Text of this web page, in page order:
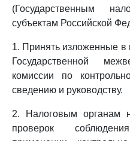
(Государственным
субъектам Российской
1. Принять изложенные
Государственной
комиссии по
сведению и руководству.
2. Налоговым органам
проверок